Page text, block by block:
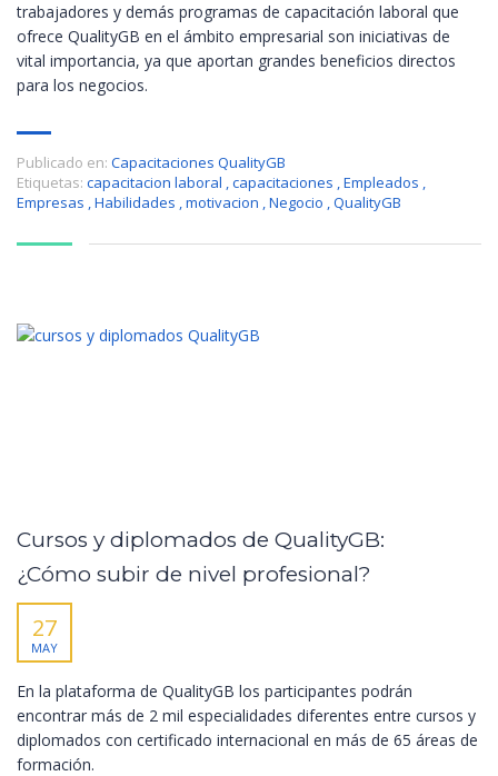
trabajadores y demás programas de capacitación laboral que
ofrece QualityGB en el ámbito empresarial son iniciativas de
vital importancia, ya que aportan grandes beneficios directos
para los negocios.
Publicado en: Capacitaciones QualityGB
Etiquetas: capacitacion laboral ,capacitaciones ,Empleados ,
Empresas ,Habilidades ,motivacion ,Negocio ,QualityGB
Cursos y diplomados de QualityGB:
¿Cómo subir de nivel profesional?
27
MAY
En la plataforma de QualityGB los participantes podrán
encontrar más de 2 mil especialidades diferentes entre cursos y
diplomados con certificado internacional en más de 65 áreas de
formación.